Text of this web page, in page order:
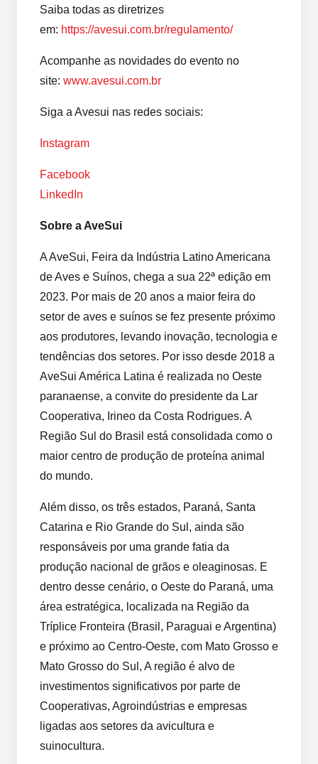
Saiba todas as diretrizes
em: https://avesui.com.br/regulamento/
Acompanhe as novidades do evento no
site: www.avesui.com.br
Siga a Avesui nas redes sociais:
Instagram
Facebook
LinkedIn
Sobre a AveSui
A AveSui, Feira da Indústria Latino Americana
de Aves e Suínos, chega a sua 22ª edição em
2023. Por mais de 20 anos a maior feira do
setor de aves e suínos se fez presente próximo
aos produtores, levando inovação, tecnologia e
tendências dos setores. Por isso desde 2018 a
AveSui América Latina é realizada no Oeste
paranaense, a convite do presidente da Lar
Cooperativa, Irineo da Costa Rodrigues. A
Região Sul do Brasil está consolidada como o
maior centro de produção de proteína animal
do mundo.
Além disso, os três estados, Paraná, Santa
Catarina e Rio Grande do Sul, ainda são
responsáveis por uma grande fatia da
produção nacional de grãos e oleaginosas. E
dentro desse cenário, o Oeste do Paraná, uma
área estratégica, localizada na Região da
Tríplice Fronteira (Brasil, Paraguai e Argentina)
e próximo ao Centro-Oeste, com Mato Grosso e
Mato Grosso do Sul, A região é alvo de
investimentos significativos por parte de
Cooperativas, Agroindústrias e empresas
ligadas aos setores da avicultura e
suinocultura.